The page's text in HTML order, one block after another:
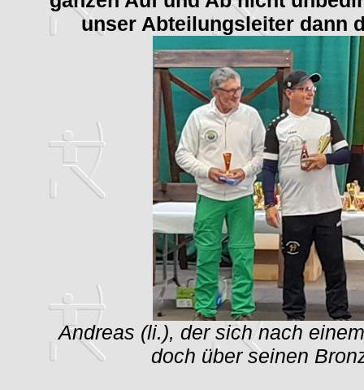
unser Abteilungsleiter dann
Andreas (li.), der sich nach
doch über seinen